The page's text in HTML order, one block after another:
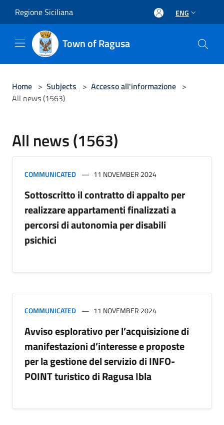
Regione Siciliana ENG
Town of Ragusa
Home > Subjects > Accesso all'informazione >
All news (1563)
All news (1563)
COMMUNICATED 11 NOVEMBER 2024
Sottoscritto il contratto di appalto per
realizzare appartamenti finalizzati a
percorsi di autonomia per disabili
psichici
COMMUNICATED 11 NOVEMBER 2024
Avviso esplorativo per l’acquisizione di
manifestazioni d’interesse e proposte
per la gestione del servizio di INFO-
POINT turistico di Ragusa Ibla